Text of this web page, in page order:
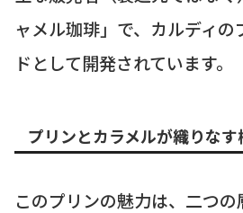
ャメル珈琲」で、カルディ
ドとして開発されています。
プリンとカラメルが織りな
このプリンの魅力は、二つ